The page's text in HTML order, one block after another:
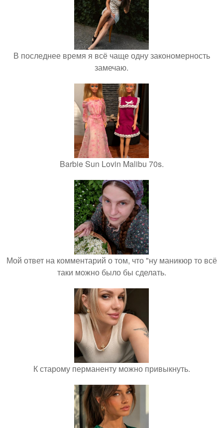
В последнее время я всё чаще одну закономерность
замечаю.
Barbie Sun Lovin Malibu 70s.
Мой ответ на комментарий о том, что "ну маникюр то всё
таки можно было бы сделать.
К старому перманенту можно привыкнуть.